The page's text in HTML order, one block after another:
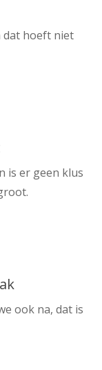
dat hoeft niet
is er geen klus
ook na, dat is